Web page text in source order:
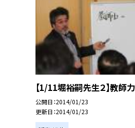
【1/11堀裕嗣先生２】教師
公開日 2014/01/23
更新日 2014/01/23